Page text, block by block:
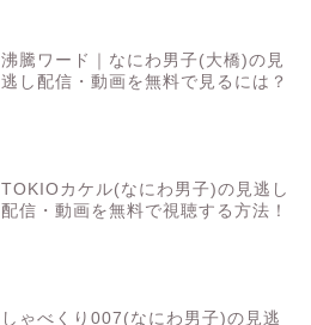
沸騰ワード｜なにわ男子(大橋)の見
逃し配信・動画を無料で見るには？
TOKIOカケル(なにわ男子)の見逃し
配信・動画を無料で視聴する方法！
しゃべくり007(なにわ男子)の見逃